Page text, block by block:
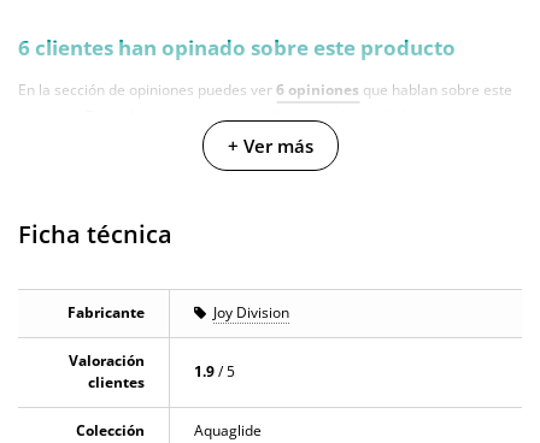
6 clientes han opinado sobre este producto
En la sección de opiniones puedes ver6 opiniones que hablan sobre este
producto. Todas las opiniones que recibimos de los artículos que
ofrecemos son reales y están verificadas. Para nosotros este gesto es muy
importante, y nos ayuda a mejorar y ofrecer un mejor servicio al resto de
+ Ver más
Ficha técnica
Fabricante Joy Division
Valoración
clientes
1.9/ 5
Colección Aquaglide